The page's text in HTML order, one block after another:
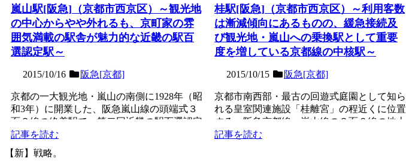
嵐山駅[阪急]（京都市西京区）～観光地
の中心からやや外れるも、京町家の雰
囲気満載の駅舎が魅力的な近畿の駅百
選認定駅～
2015/10/16 阪急[京都]
京都の一大観光地・嵐山の南側に1928年（昭
和3年）に開業した、阪急嵐山線の頭端式３
面２線の終着駅で、第二回近畿の駅百選認定
駅。観光地の中心...
記事を読む
桂駅[阪急]（京都市西京区）～利用客数
は漸減傾向にあるものの、緩急接続及
び観光地・嵐山への乗換駅として重要
度を増している京都線の中核駅～
2015/10/15 阪急[京都]
京都市南西部・最古の回遊式庭園として知ら
れる皇室関連施設「桂離宮」の程近くに位置
する、阪急京都線・嵐山線の３面６線の地上
駅。かつては特急通過...
記事を読む
【新】戦略。